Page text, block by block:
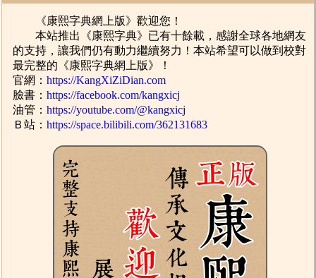
《康熙字典網上版》歡迎您！
本站推出《康熙字典》已有十餘載，感謝全球各地網友
的支持，讓我們仍有動力繼續努力！本站希望可以做到校對
最完整的《康熙字典網上版》！
官網：https://KangXiZiDian.com
臉書：https://facebook.com/kangxicj
油管：https://youtube.com/@kangxicj
Ｂ站：https://space.bilibili.com/362131683